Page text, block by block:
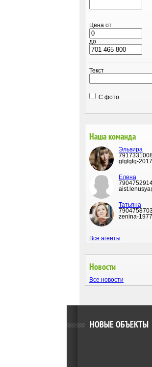
Цена от
до
Текст
С фото
Наша команда
Эльвира
gfgfgfg-
Елена
Татьяна
zenina-
Все агенты
Новости
Все новости
НОВЫЕ ОБЪЕКТЫ